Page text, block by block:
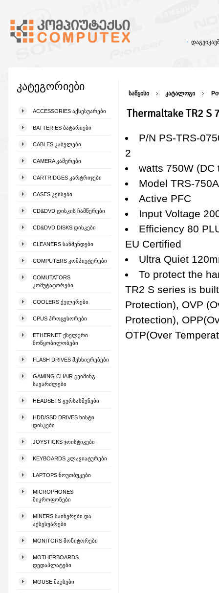
კატეგორიები
ACCESSORIES ᲐᲥᲡᲔᲡᲣᲐᲠᲔᲑᲘ
BATTERIES ᲑᲐᲢᲐᲠᲘᲔᲑᲘ
CABLES ᲙᲐᲑᲔᲚᲔᲑᲘ
CAMERA ᲙᲐᲛᲔᲠᲔᲑᲘ
CARTRIDGES ᲙᲐᲠᲢᲠᲘᲯᲔᲑᲘ
CASES ᲙᲔᲘᲡᲔᲑᲘ
CD&DVD ᲓᲘᲡᲙᲘᲡ ᲩᲐᲛᲬᲔᲠᲔᲑᲘ
CD&DVD DISKS ᲓᲘᲡᲙᲔᲑᲘ
CLEANERS ᲡᲐᲬᲛᲔᲜᲓᲔᲑᲘ
COMPUTERS ᲙᲝᲛᲞᲘᲣᲢᲔᲠᲔᲑᲘ
COMUTATORS
ᲙᲝᲛᲣᲢᲐᲢᲝᲠᲔᲑᲘ
COOLERS ᲥᲣᲚᲔᲠᲔᲑᲘ
CPUS ᲞᲠᲝᲪᲔᲡᲝᲠᲔᲑᲘ
ETHERNET ᲥᲡᲔᲚᲣᲠᲘ
ᲛᲝᲬᲧᲝᲑᲘᲚᲝᲑᲔᲑᲘ
FLASH DRIVES ᲛᲔᲮᲡᲘᲔᲠᲔᲑᲔᲑᲘ
GAMING CHAIR ᲒᲔᲘᲛᲘᲜᲒ
ᲡᲐᲕᲐᲠᲫᲚᲔᲑᲘ
HEADSETS ᲧᲣᲠᲡᲐᲡᲛᲔᲜᲔᲑᲘ
HDD/SSD DRIVES ᲮᲘᲡᲢᲘ
ᲓᲘᲡᲙᲔᲑᲘ
JOYSTICKS ᲯᲝᲘᲡᲢᲘᲙᲔᲑᲘ
KEYBOARDS ᲙᲚᲐᲕᲘᲐᲢᲣᲠᲔᲑᲘ
LAPTOPS ᲜᲝᲣᲗᲑᲣᲙᲔᲑᲘ
MICROPHONES
ᲛᲘᲙᲠᲝᲤᲝᲜᲔᲑᲘ
MINERS ᲛᲐᲘᲜᲔᲠᲔᲑᲘ ᲓᲐ
ᲐᲥᲡᲔᲡᲣᲐᲠᲔᲑᲘ
MONITORS ᲛᲝᲜᲘᲢᲝᲠᲔᲑᲘ
MOTHERBOARDS
ᲓᲔᲓᲐᲞᲚᲐᲢᲔᲑᲘ
MOUSE ᲛᲐᲣᲡᲔᲑᲘ
საწყისი კატალოგი
Thermaltake TR2 S
P/N PS-TRS-
2
watts 750W (DC
Model TRS-
Active PFC
Input Voltage
Efficiency 80
EU Certified
Ultra Quiet
To protect the
TR2 S series is
Protection), OVP
Protection),
OTP(Over